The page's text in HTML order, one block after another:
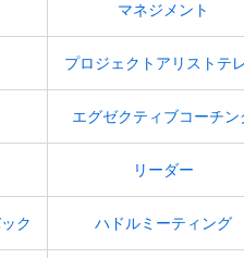
マネジメント
プロジェクトアリストテ
エグゼクティブコーチン
リーダー
ク ハドルミーティング